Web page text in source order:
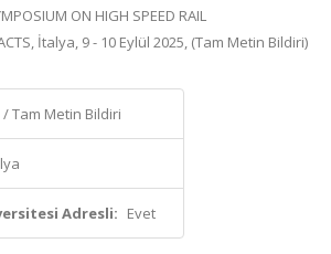
ON HIGH SPEED RAIL
İtalya, 9 - 10 Eylül 2025, (Tam Metin Bildiri)
/ Tam Metin Bildiri
Adresli: Evet